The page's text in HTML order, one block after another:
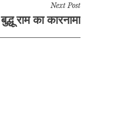
Next Post
बुद्धू राम का कारनामा